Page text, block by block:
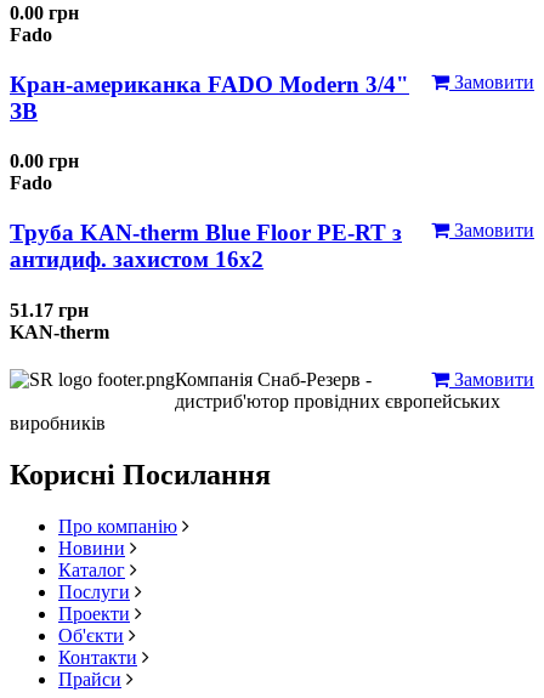
0.00 грн
Fado
Замовити
Кран-американка FADO Modern 3/4"
ЗВ
0.00 грн
Fado
Замовити
Труба KAN-therm Blue Floor PE-RT з
антидиф. захистом 16х2
51.17 грн
KAN-therm
Замовити
Компанія Снаб-Резерв -
дистриб'ютор провідних європейських
виробників
Корисні Посилання
Про компанію
Новини
Каталог
Послуги
Проекти
Об'єкти
Контакти
Прайси